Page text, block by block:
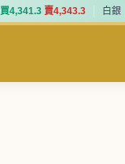
買4,341.3 賣4,343.3 白銀